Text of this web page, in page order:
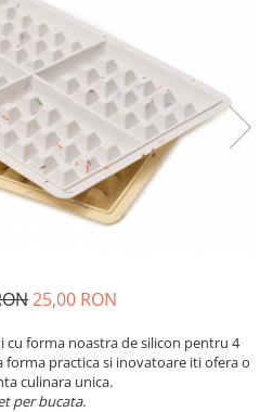
25,00 RON
cu forma noastra de silicon pentru 4
forma practica si inovatoare iti ofera o
culinara unica.
per bucata.